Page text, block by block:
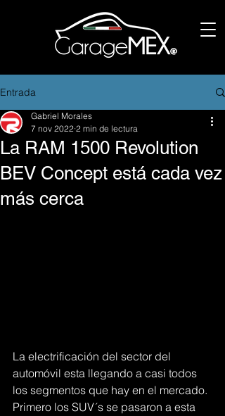
Entrada
La RAM 1500 Revolution
BEV Concept está cada vez
más cerca
Gabriel Morales
7 nov 2022 2 min de lectura
La electrificación del sector del
automóvil esta llegando a casi todos
los segmentos que hay en el mercado.
Primero los SUV´s se pasaron a esta